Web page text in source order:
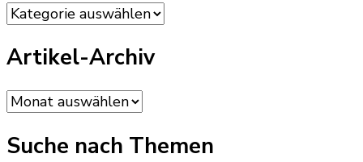
Kategorien
Artikel-Archiv
Artikel-
Archiv
Suche nach Themen